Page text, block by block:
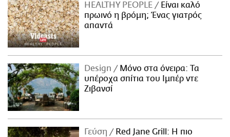
HEALTHY PEOPLE
Είναι καλό
πρωινό η βρόμη; Ένας γιατρός
απαντά
Design
Μόνο στα όνειρα: Τα
υπέροχα σπίτια του Ιμπέρ ντε
Ζιβανσί
Γεύση
Red Jane Grill: Η πιο